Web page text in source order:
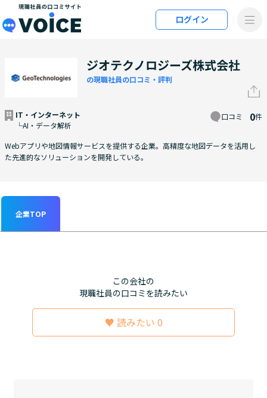
メインコンテンツにスキップ
ログイン
ジオテクノロジーズ株式会社
の現職社員の口コミ・評判
IT・インターネット
└AI・データ解析
口コミ 0件
Webアプリや地図情報サービスを提供する企業。高精度な地図データを活用し
た先進的なソリューションを開発している。
企業TOP
この会社の
現職社員の口コミを読みたい
♥ 読みたい 0